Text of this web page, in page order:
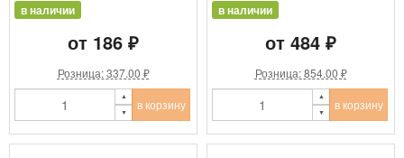
в наличии
от 186 ₽
Розница: 337.00 ₽
в корзину
в наличии
от 484 ₽
Розница: 854.00 ₽
в корзину